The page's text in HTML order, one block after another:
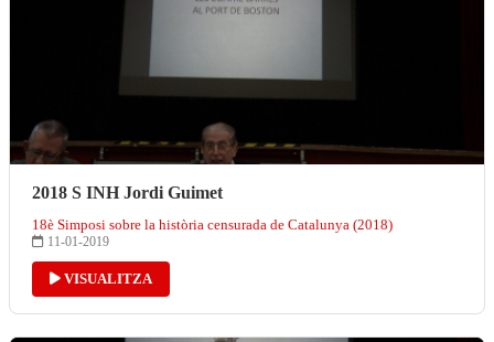
2018 S INH Jordi Guimet
18è Simposi sobre la història censurada de Catalunya (2018)
11-01-2019
VISUALITZA